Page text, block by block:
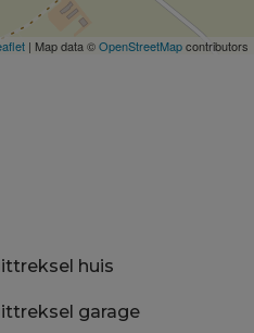
| Map data ©OpenStreetMapcontributors
huis
garage